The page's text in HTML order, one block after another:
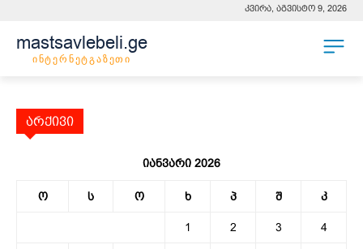
კვირა, აგვისტო 9, 2026
mastsavlebeli.ge
ინტერნეტგაზეთი
არქივი
იანვარი 2026
ო ს ო ხ პ შ კ
1 2 3 4